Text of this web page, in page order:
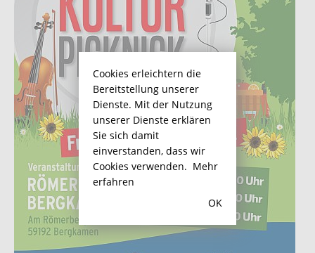
Cookies erleichtern die
Bereitstellung unserer
Dienste. Mit der Nutzung
unserer Dienste erklären
Sie sich damit
einverstanden, dass wir
Cookies verwenden. Mehr
erfahren
OK